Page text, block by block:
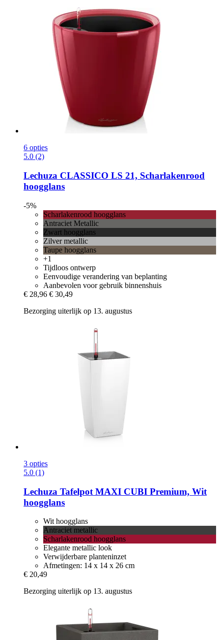
6 opties
5.0 (2)
Lechuza CLASSICO LS 21, Scharlakenrood
hoogglans
-5%
Scharlakenrood hoogglans
Antraciet Metallic
Zwart hoogglans
Zilver metallic
Taupe hoogglans
+1
Tijdloos ontwerp
Eenvoudige verandering van beplanting
Aanbevolen voor gebruik binnenshuis
€ 28,96 € 30,49
Bezorging uiterlijk op 13. augustus
3 opties
5.0 (1)
Lechuza Tafelpot MAXI CUBI Premium, Wit
hoogglans
Wit hoogglans
Antraciet metallic
Scharlakenrood hoogglans
Elegante metallic look
Verwijderbare planteninzet
Afmetingen: 14 x 14 x 26 cm
€ 20,49
Bezorging uiterlijk op 13. augustus